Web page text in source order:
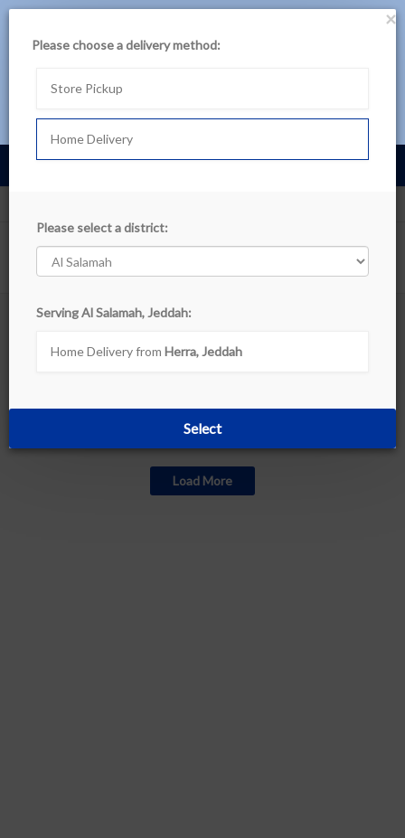
لتجربة أفضل، تصفح المنتجات عبر التطبيق
0 Cart
Imported Products
Sort By
Load More
×
Please choose a delivery method:
Store Pickup
Home Delivery
Please select a district:
Serving Al Salamah, Jeddah:
Home Delivery from Herra, Jeddah
Select